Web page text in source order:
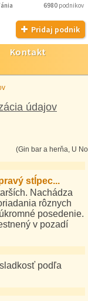
6980 podnikov
Pridaj podnik
Kontakt
údajov
(Gin bar a herňa, U
stĺpec...
Nachádza
rôznych
posedenie.
v pozadí
podľa